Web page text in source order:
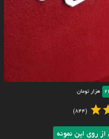
هزار تومان
(844)
روی این نمونه